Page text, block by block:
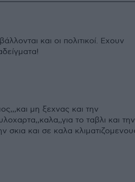
και οι πολιτικοί. Εχουν
μη ξεχνας και την
το ταβλι και την
σκια και σε καλα